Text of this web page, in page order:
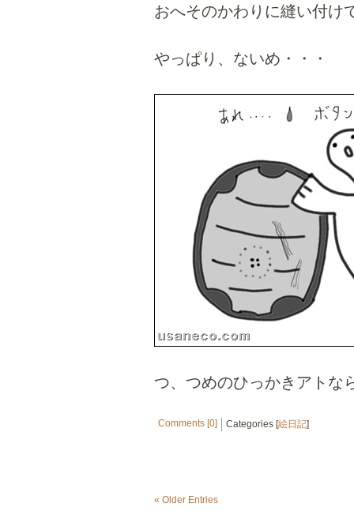
おへそのかわりに縫い付け
やっぱり、ないめ・・・
つ、つめのひっかきアトな
Comments [0] Categories [絵日記]
« Older Entries